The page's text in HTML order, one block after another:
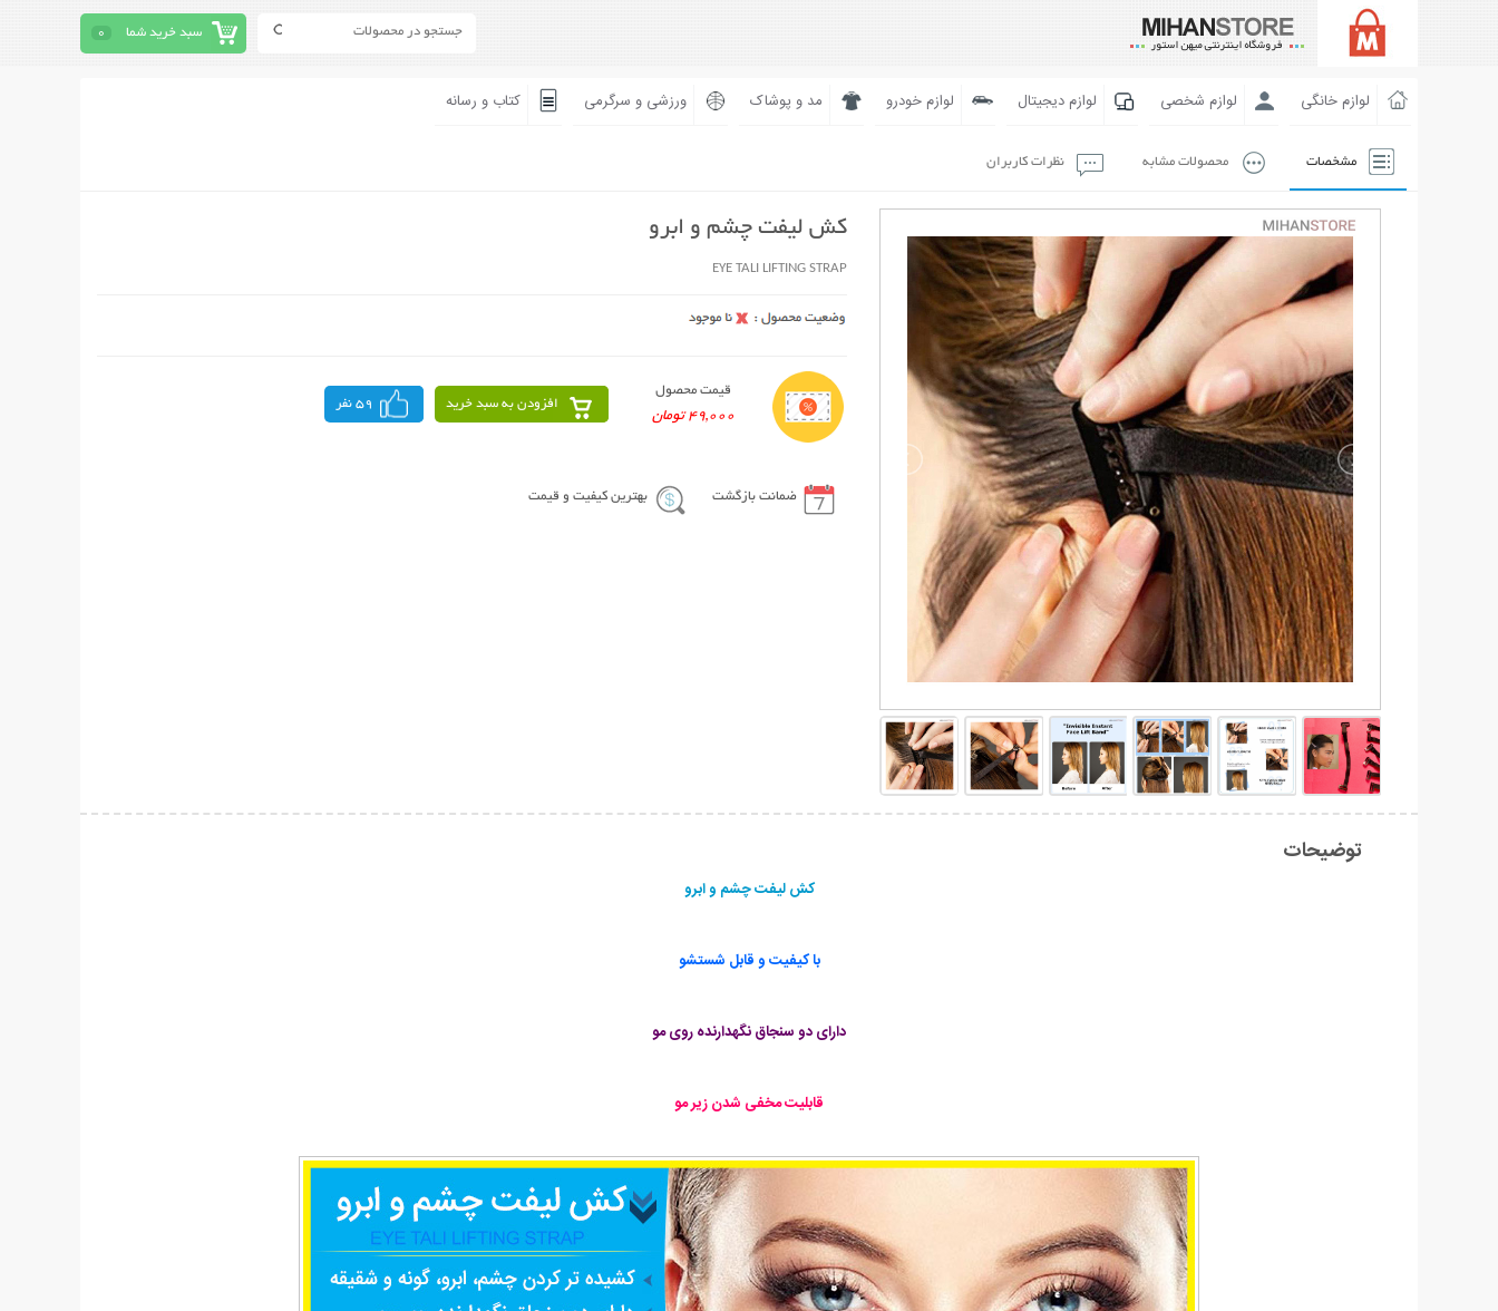
سبد خرید شما 0
لوازم خانگی لوازم شخصی لوازم دیجیتال لوازم خودرو مد و پوشاک ورزشی و سرگرمی کتاب و رسانه
مشخصات محصولات مشابه نظرات کاربران
کش لیفت چشم و ابرو
EYE TALI LIFTING STRAP
قیمت محصول
49,000 تومان
افزودن به سبد خرید 59 نفر
ضمانت بازگشت بهترین کیفیت و قیمت
توضیحات
کش لیفت چشم و ابرو
با کیفیت و قابل شستشو
دارای دو سنجاق نگهدارنده روی مو
قابلیت مخفی شدن زیر مو